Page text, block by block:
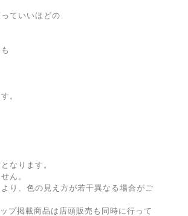
ていいほどの
。
なります。
ん。
り、色の見え方が若干異なる場合がご
プ掲載商品は店頭販売も同時に行って